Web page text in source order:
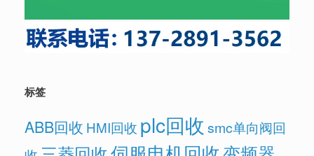
标签
ABB回收 HMI回收 plc回收 smc单向阀回